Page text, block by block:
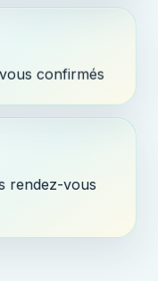
confirmés
rendez-vous